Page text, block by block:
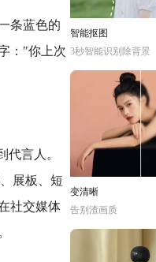
条蓝色的
："你上次
言人。
展板、短
社交媒体
智能抠图
3秒智能识别除背景
变清晰
告别渣画质